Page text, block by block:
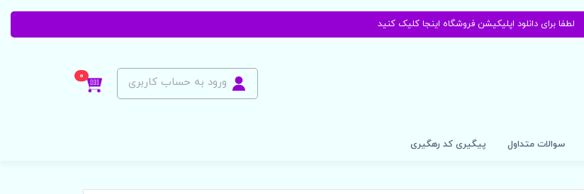
لطفا برای دانلود اپلیکیشن فروشگاه اینجا کلیک کنید
ورود به حساب کاربری 0
سوالات متداول پیگیری کد رهگیری